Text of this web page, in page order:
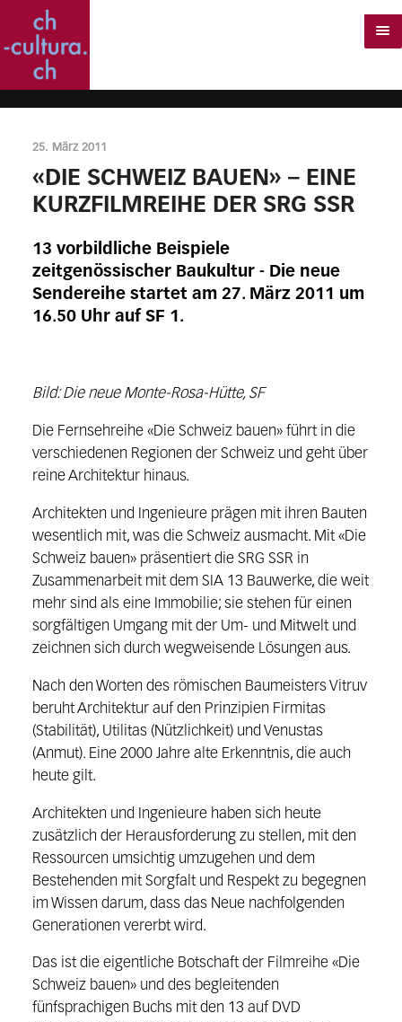
25. März 2011
«DIE SCHWEIZ BAUEN» – EINE
KURZFILMREIHE DER SRG SSR
13 vorbildliche Beispiele
zeitgenössischer Baukultur - Die neue
Sendereihe startet am 27. März 2011 um
16.50 Uhr auf SF 1.
Bild: Die neue Monte-Rosa-Hütte, SF
Die Fernsehreihe «Die Schweiz bauen» führt in die
verschiedenen Regionen der Schweiz und geht über
reine Architektur hinaus.
Architekten und Ingenieure prägen mit ihren Bauten
wesentlich mit, was die Schweiz ausmacht. Mit «Die
Schweiz bauen» präsentiert die SRG SSR in
Zusammenarbeit mit dem SIA 13 Bauwerke, die weit
mehr sind als eine Immobilie; sie stehen für einen
sorgfältigen Umgang mit der Um- und Mitwelt und
zeichnen sich durch wegweisende Lösungen aus.
Nach den Worten des römischen Baumeisters Vitruv
beruht Architektur auf den Prinzipien Firmitas
(Stabilität), Utilitas (Nützlichkeit) und Venustas
(Anmut). Eine 2000 Jahre alte Erkenntnis, die auch
heute gilt.
Architekten und Ingenieure haben sich heute
zusätzlich der Herausforderung zu stellen, mit den
Ressourcen umsichtig umzugehen und dem
Bestehenden mit Sorgfalt und Respekt zu begegnen
im Wissen darum, dass das Neue nachfolgenden
Generationen vererbt wird.
Das ist die eigentliche Botschaft der Filmreihe «Die
Schweiz bauen» und des begleitenden
fünfsprachigen Buchs mit den 13 auf DVD